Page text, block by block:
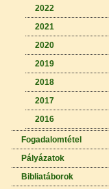
2022
2021
2020
2019
2018
2017
2016
Fogadalomtétel
Pályázatok
Bibliatáborok